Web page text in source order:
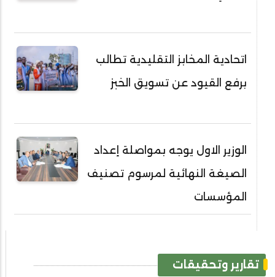
اتحادية المخابز التقليدية تطالب
برفع القيود عن تسويق الخبز
الوزير الاول يوجه بمواصلة إعداد
الصيغة النهائية لمرسوم تصنيف
المؤسسات
تقارير وتحقيقات